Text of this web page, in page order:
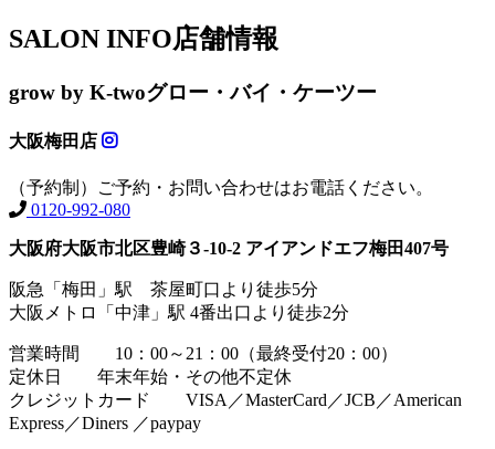
SALON INFO店舗情報
grow by K-twoグロー・バイ・ケーツー
大阪梅田店
（予約制）ご予約・お問い合わせはお電話ください。
0120-992-080
大阪府大阪市北区豊崎３-10-2 アイアンドエフ梅田407号
阪急「梅田」駅 茶屋町口より徒歩5分
大阪メトロ「中津」駅 4番出口より徒歩2分
営業時間 10：00～21：00（最終受付20：00）
定休日 年末年始・その他不定休
クレジットカード VISA／MasterCard／JCB／American
Express／Diners ／paypay